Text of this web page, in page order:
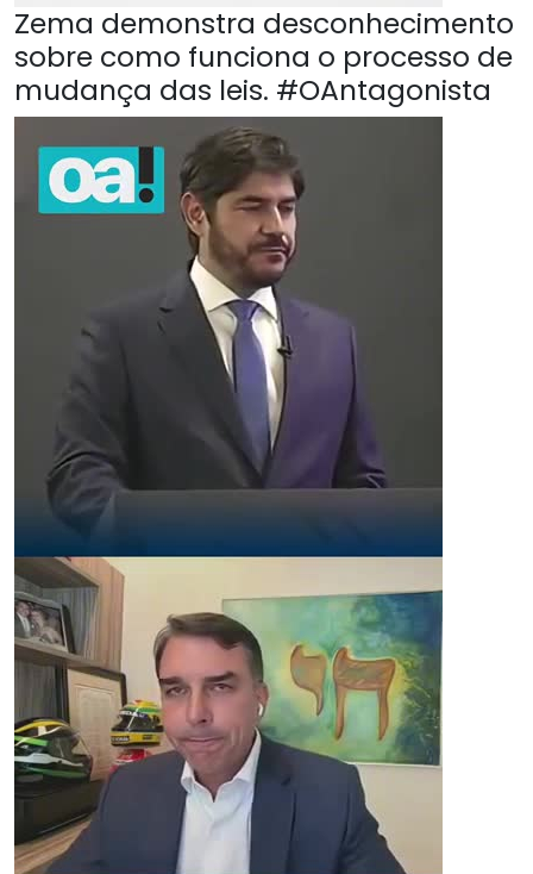
Zema demonstra desconhecimento
sobre como funciona o processo de
mudança das leis. #OAntagonista